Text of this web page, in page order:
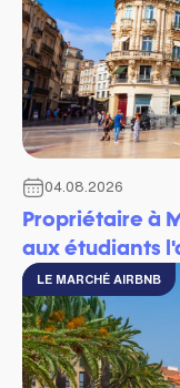
04.08.2026
Propriétaire à
aux étudiants
LE MARCHÉ AIRBNB